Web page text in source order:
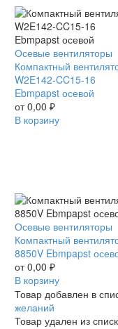
Компактный
вентилятор
W2E142-
CC15-
16
Ebmpapst
Осевые вентиляторы
Компактный
W2E142-CC15-16
Ebmpapst осевой
от0,00 ₽
В корзину
Компактный
вентилятор
8850V
Ebmpapst
осевой
Осевые вентиляторы
Компактный
8850V Ebmpapst
от0,00 ₽
В корзину
Товар добавлен в
желаний
Товар удален из